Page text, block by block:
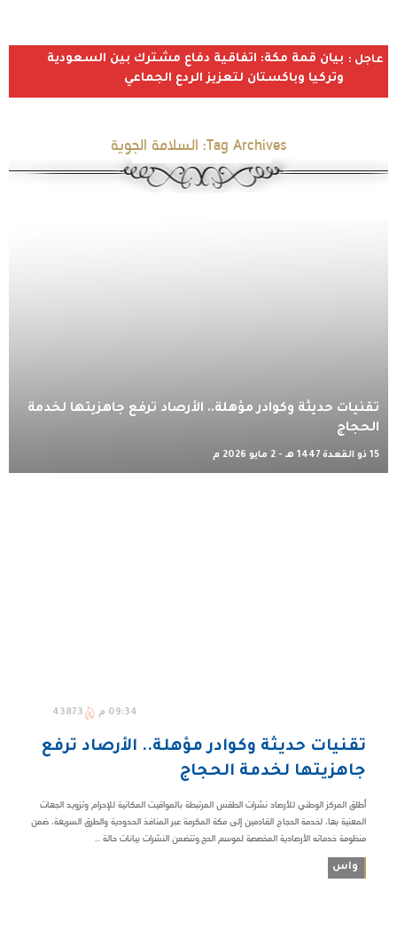
عاجل : بيان قمة مكة: اتفاقية دفاع مشترك بين السعودية
وتركيا وباكستان لتعزيز الردع الجماعي
Tag Archives: السلامة الجوية
تقنيات حديثة وكوادر مؤهلة.. الأرصاد ترفع جاهزيتها لخدمة
الحجاج
15 ذو القعدة 1447 هـ - 2 مايو 2026 م
09:34 م 43873
تقنيات حديثة وكوادر مؤهلة.. الأرصاد ترفع
جاهزيتها لخدمة الحجاج
أطلق المركز الوطني للأرصاد نشرات الطقس المرتبطة بالمواقيت المكانية للإحرام وتزويد الجهات
المعنية بها، لخدمة الحجاج القادمين إلى مكة المكرمة عبر المنافذ الحدودية والطرق السريعة، ضمن
منظومة خدماته الأرصادية المخصصة لموسم الحج.وتتضمن النشرات بيانات حالة ...
واس